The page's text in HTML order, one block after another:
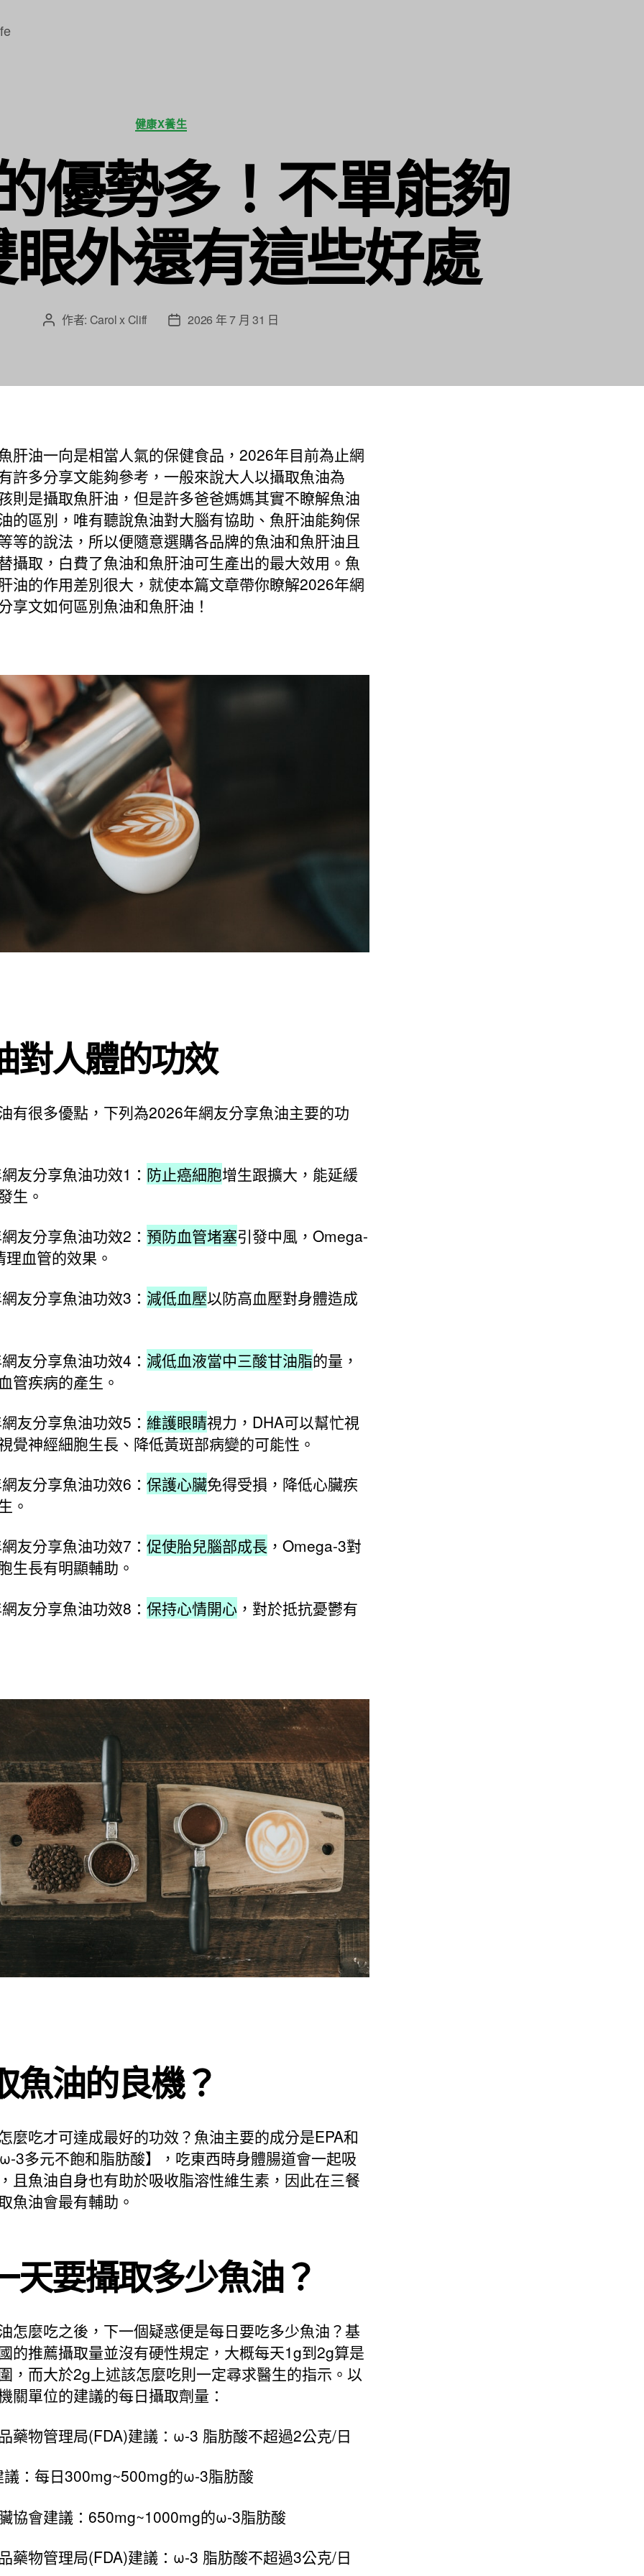
分
類
健康X養生
優勢多！不單能夠
外還有這些好處
文 作者: Carol x Cliff
文
日
2026 年 7 月 31 日
肝油一向是相當人氣的保健食品，2026年目前為止網
許多分享文能夠參考，一般來說大人以攝取魚油為
則是攝取魚肝油，但是許多爸爸媽媽其實不瞭解魚油
的區別，唯有聽說魚油對大腦有協助、魚肝油能夠保
等的說法，所以便隨意選購各品牌的魚油和魚肝油且
攝取，白費了魚油和魚肝油可生產出的最大效用。魚
油的作用差別很大，就使本篇文章帶你瞭解2026年網
享文如何區別魚油和魚肝油！
對人體的功效
有很多優點，下列為2026年網友分享魚油主要的功
友分享魚油功效1： 防止癌細胞增生跟擴大，能延緩
生。
友分享魚油功效2： 預防血管堵塞引發中風，Omega-
血管的效果。
友分享魚油功效3： 減低血壓以防高血壓對身體造成
友分享魚油功效4： 減低血液當中三酸甘油脂的量，
管疾病的產生。
友分享魚油功效5： 維護眼睛視力，DHA可以幫忙視
覺神經細胞生長、降低黃斑部病變的可能性。
友分享魚油功效6： 保護心臟免得受損，降低心臟疾
。
友分享魚油功效7： 促使胎兒腦部成長 ，Omega-3對
生長有明顯輔助。
友分享魚油功效8： 保持心情開心 ，對於抵抗憂鬱有
魚油的良機？
麼吃才可達成最好的功效？魚油主要的成分是EPA和
3多元不飽和脂肪酸】，吃東西時身體腸道會一起吸
且魚油自身也有助於吸收脂溶性維生素，因此在三餐
魚油會最有輔助。
天要攝取多少魚油？
怎麼吃之後，下一個疑惑便是每日要吃多少魚油？基
的推薦攝取量並沒有硬性規定，大概每天1g到2g算是
，而大於2g上述該怎麼吃則一定尋求醫生的指示。以
關單位的建議的每日攝取劑量：
藥物管理局(FDA)建議：ω-3 脂肪酸不超過2公克/日
議：每日300mg~500mg的ω-3脂肪酸
協會建議：650mg~1000mg的ω-3脂肪酸
藥物管理局(FDA)建議：ω-3 脂肪酸不超過3公克/日